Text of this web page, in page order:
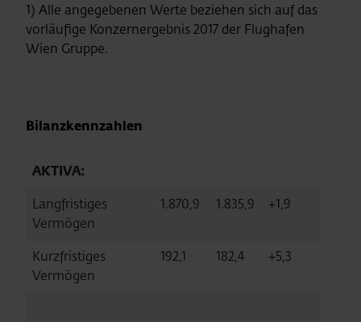
1) Alle angegebenen Werte beziehen sich auf das
vorläufige Konzernergebnis 2017 der Flughafen
Wien Gruppe.
Bilanzkennzahlen
AKTIVA:
Langfristiges
Vermögen
1.870,9 1.835,9 +1,9
Kurzfristiges
Vermögen
192,1 182,4 +5,3